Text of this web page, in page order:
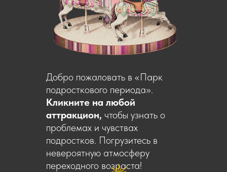
Добро пожаловать в «Парк
подросткового периода».
Кликните на любой
аттракцион, чтобы узнать о
проблемах и чувствах
подростков. Погрузитесь в
невероятную атмосферу
переходного возраста!